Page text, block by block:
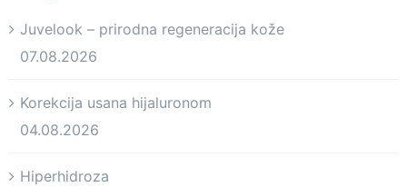
Juvelook – prirodna regeneracija kože
07.08.2026
Korekcija usana hijaluronom
04.08.2026
Hiperhidroza